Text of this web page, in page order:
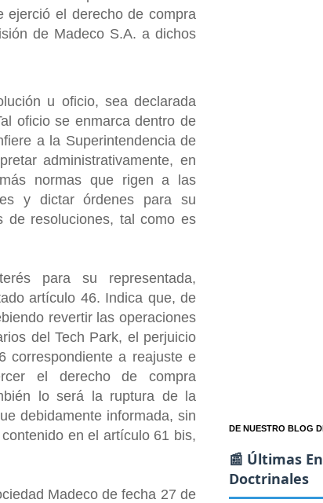
ejerció el derecho de compra
de Madeco S.A. a dichos
u oficio, sea declarada
oficio se enmarca dentro de
a la Superintendencia de
administrativamente, en
normas que rigen a las
y dictar órdenes para su
de resoluciones, tal como es
para su representada,
artículo 46. Indica que, de
revertir las operaciones
del Tech Park, el perjuicio
correspondiente a reajuste e
el derecho de compra
lo será la ruptura de la
debidamente informada, sin
en el artículo 61 bis,
Madeco de fecha 27 de
DE NUESTRO BLOG
📰 Últimas
Doctrinales